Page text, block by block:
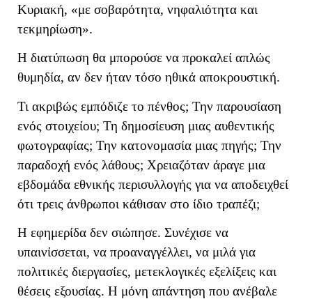
Κυριακή, «με σοβαρότητα, νηφαλιότητα και
τεκμηρίωση».
Η διατύπωση θα μπορούσε να προκαλεί απλώς
θυμηδία, αν δεν ήταν τόσο ηθικά αποκρουστική.
Τι ακριβώς εμπόδιζε το πένθος; Την παρουσίαση
ενός στοιχείου; Τη δημοσίευση μιας αυθεντικής
φωτογραφίας; Την κατονομασία μιας πηγής; Την
παραδοχή ενός λάθους; Χρειαζόταν άραγε μια
εβδομάδα εθνικής περισυλλογής για να αποδειχθεί
ότι τρεις άνθρωποι κάθισαν στο ίδιο τραπέζι;
Η εφημερίδα δεν σιώπησε. Συνέχισε να
υπαινίσσεται, να προαναγγέλλει, να μιλά για
πολιτικές διεργασίες, μετεκλογικές εξελίξεις και
θέσεις εξουσίας. Η μόνη απάντηση που ανέβαλε